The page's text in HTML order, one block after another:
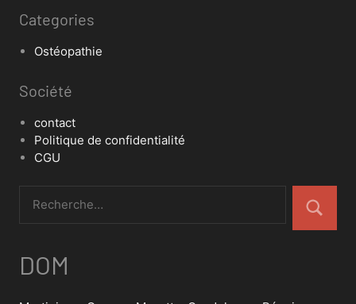
Categories
Ostéopathie
Société
contact
Politique de confidentialité
CGU
DOM